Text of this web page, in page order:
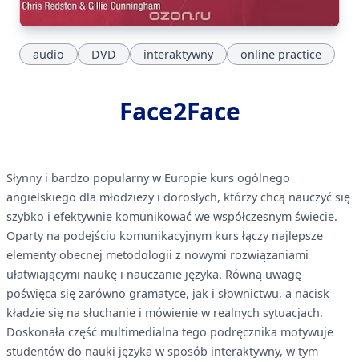
audio DVD interaktywny online practice
Face2Face
Słynny i bardzo popularny w Europie kurs ogólnego
angielskiego dla młodzieży i dorosłych, którzy chcą nauczyć się
szybko i efektywnie komunikować we współczesnym świecie.
Oparty na podejściu komunikacyjnym kurs łączy najlepsze
elementy obecnej metodologii z nowymi rozwiązaniami
ułatwiającymi naukę i nauczanie języka. Równą uwagę
poświęca się zarówno gramatyce, jak i słownictwu, a nacisk
kładzie się na słuchanie i mówienie w realnych sytuacjach.
Doskonała część multimedialna tego podręcznika motywuje
studentów do nauki języka w sposób interaktywny, w tym